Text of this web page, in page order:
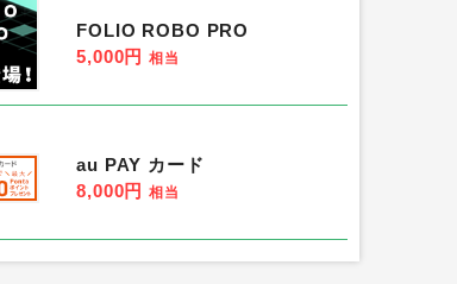
FOLIO ROBO PRO
5,000円 相当
au PAY カード
8,000円 相当